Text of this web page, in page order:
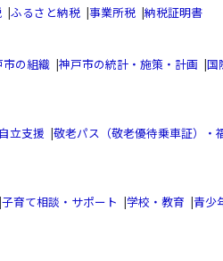
|ふるさと納税 |事業所税 |納税証明書
市の組織 |神戸市の統計・施策・計画 |国
自立支援 |敬老パス（敬老優待乗車証）・
|子育て相談・サポート |学校・教育 |青少